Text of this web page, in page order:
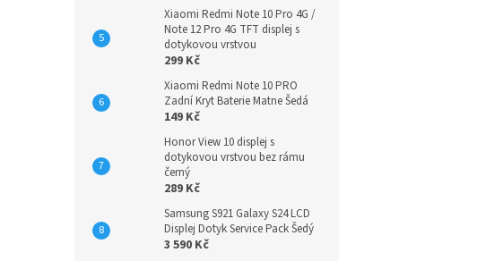
Xiaomi Redmi Note 10 Pro 4G /
Note 12 Pro 4G TFT displej s
dotykovou vrstvou
299 Kč
Xiaomi Redmi Note 10 PRO
Zadní Kryt Baterie Matne Šedá
149 Kč
Honor View 10 displej s
dotykovou vrstvou bez rámu
černý
289 Kč
Samsung S921 Galaxy S24 LCD
Displej Dotyk Service Pack Šedý
3 590 Kč